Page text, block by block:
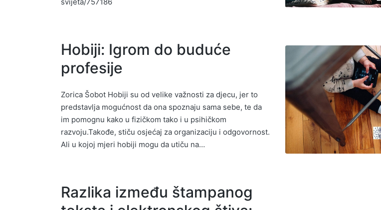
Hobiji: Igrom do buduće
profesije
Zorica Šobot Hobiji su od velike važnosti za djecu, jer to
predstavlja mogućnost da ona spoznaju sama sebe, te da
im pomognu kako u fizičkom tako i u psihičkom
razvoju.Takođe, stiču osjećaj za organizaciju i odgovornost.
Ali u kojoj mjeri hobiji mogu da utiču na…
Razlika između štampanog